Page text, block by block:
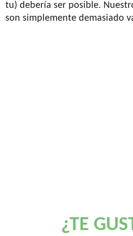
tu) debería ser posible.
son simplemente demasiado
¿TE